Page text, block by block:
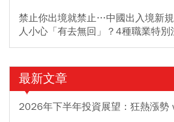
禁止你出境就禁止…中國出入境新
人小心「有去無回」？4種職業特別
最新文章
2026年下半年投資展望：狂熱漲勢